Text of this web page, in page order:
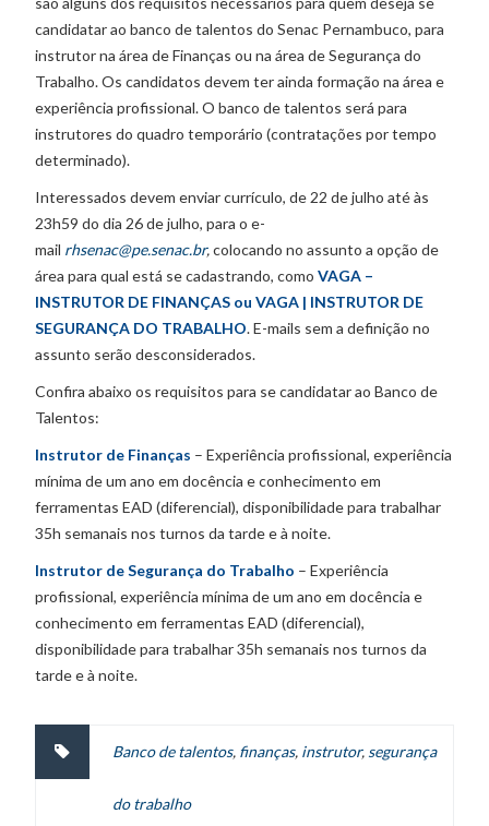
candidatar ao banco de talentos do Senac Pernambuco, para
instrutor na área de Finanças ou na área de Segurança do
Trabalho. Os candidatos devem ter ainda formação na área e
experiência profissional. O banco de talentos será para
instrutores do quadro temporário (contratações por tempo
determinado).
Interessados devem enviar currículo, de 22 de julho até às
23h59 do dia 26 de julho, para o e-
mail rhsenac@pe.senac.br,colocando no assunto a opção de
área para qual está se cadastrando, comoVAGA –
INSTRUTOR DE FINANÇAS ou VAGA | INSTRUTOR DE
SEGURANÇA DO TRABALHO. E-mails sem a definição no
assunto serão desconsiderados.
Confira abaixo os requisitos para se candidatar ao Banco de
Talentos:
Instrutor de Finanças – Experiência profissional, experiência
mínima de um ano em docência e conhecimento em
ferramentas EAD (diferencial), disponibilidade para trabalhar
35h semanais nos turnos da tarde e à noite.
Instrutor de Segurança do Trabalho – Experiência
profissional, experiência mínima de um ano em docência e
conhecimento em ferramentas EAD (diferencial),
disponibilidade para trabalhar 35h semanais nos turnos da
tarde e à noite.
Banco de talentos, finanças, instrutor,segurança
do trabalho